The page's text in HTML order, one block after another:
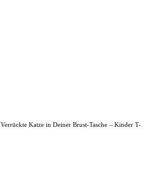
Verrückte Katze in Deiner Brust-Tasche – Kinder T-